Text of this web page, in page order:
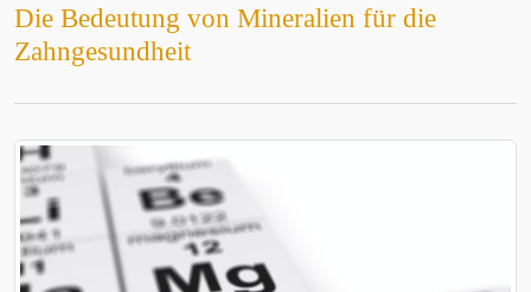
Die Bedeutung von Mineralien für die
Zahngesundheit